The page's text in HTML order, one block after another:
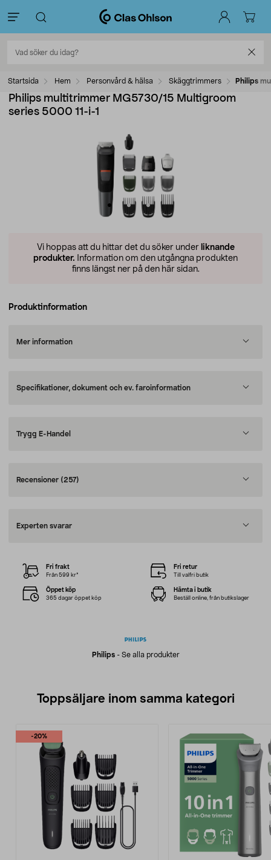
Startsida Hem Personvård & hälsa Skäggtrimmers Philips
Philips multitrimmer MG5730/15 Multigroom
series 5000 11-i-1
Vi hoppas att du hittar det du söker under liknande
produkter. Information om den utgångna produkten
finns längst ner på den här sidan.
Produktinformation
Mer information
Specifikationer, dokument och ev. faroinformation
Trygg E-Handel
Recensioner (257)
Experten svarar
Philips- Se alla produkter
Fri frakt
Från 599 kr*
Fri retur
Till valfri butik
Öppet köp
365 dagar öppet köp
Hämta i butik
Beställ online, från butikslager
Toppsäljare inom samma kategori
-20%